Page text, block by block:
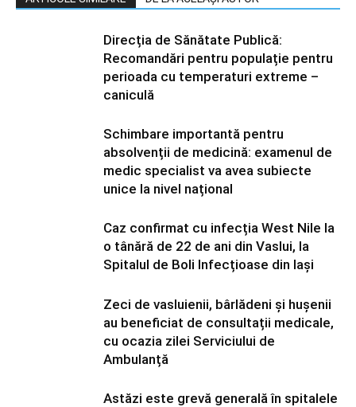
Direcția de Sănătate Publică:
Recomandări pentru populație pentru
perioada cu temperaturi extreme –
caniculă
Schimbare importantă pentru
absolvenții de medicină: examenul de
medic specialist va avea subiecte
unice la nivel național
Caz confirmat cu infecția West Nile la
o tânără de 22 de ani din Vaslui, la
Spitalul de Boli Infecțioase din Iași
Zeci de vasluienii, bârlădeni și hușenii
au beneficiat de consultații medicale,
cu ocazia zilei Serviciului de
Ambulanță
Astăzi este grevă generală în spitalele